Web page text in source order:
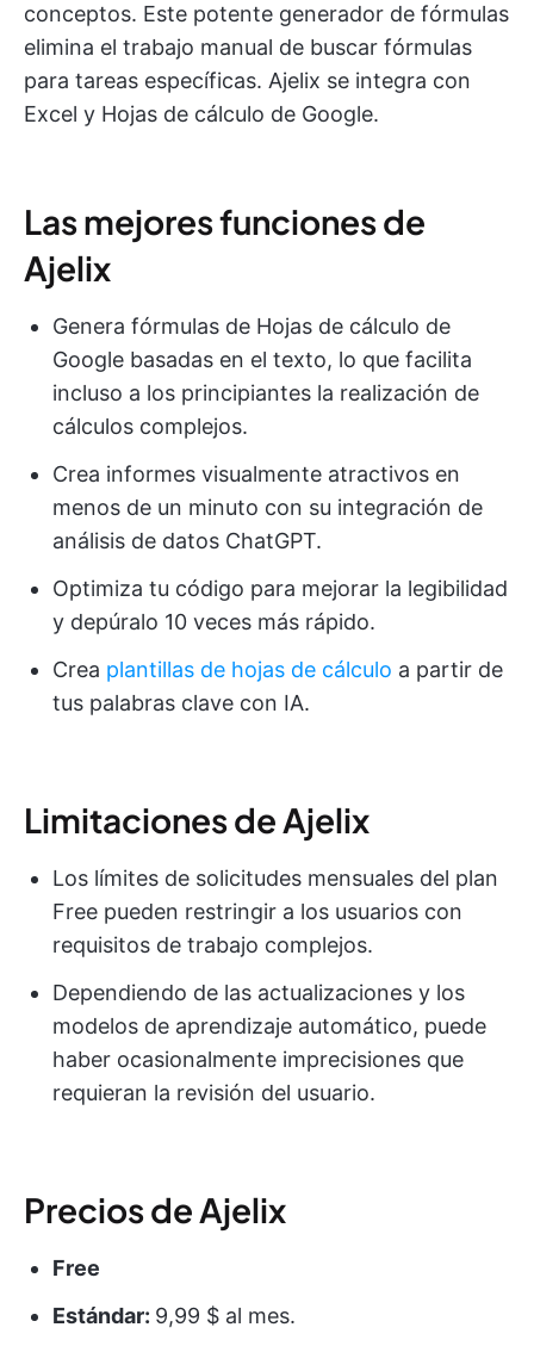
conceptos. Este potente generador de fórmulas
elimina el trabajo manual de buscar fórmulas
para tareas específicas. Ajelix se integra con
Excel y Hojas de cálculo de Google.
Las mejores funciones de
Ajelix
Genera fórmulas de Hojas de cálculo de
Google basadas en el texto, lo que facilita
incluso a los principiantes la realización de
cálculos complejos.
Crea informes visualmente atractivos en
menos de un minuto con su integración de
análisis de datos ChatGPT.
Optimiza tu código para mejorar la legibilidad
y depúralo 10 veces más rápido.
Crea plantillas de hojas de cálculo a partir de
tus palabras clave con IA.
Limitaciones de Ajelix
Los límites de solicitudes mensuales del plan
Free pueden restringir a los usuarios con
requisitos de trabajo complejos.
Dependiendo de las actualizaciones y los
modelos de aprendizaje automático, puede
haber ocasionalmente imprecisiones que
requieran la revisión del usuario.
Precios de Ajelix
Free
Estándar: 9,99 $ al mes.